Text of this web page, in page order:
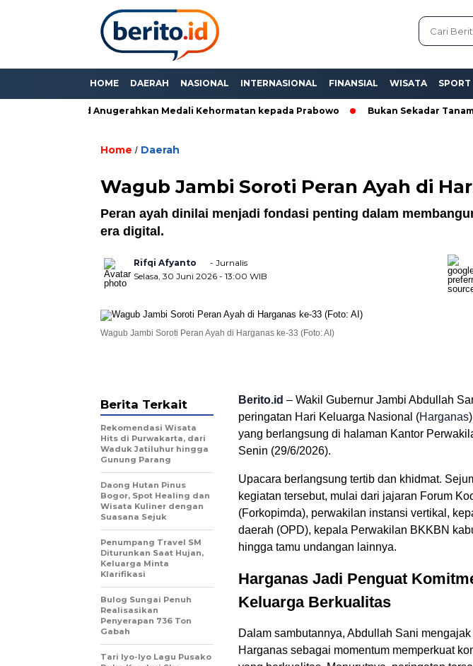
HOME DAERAH NASIONAL INTERNASIONAL FINANSIAL WISATA SPORT
PM Thailand Anugerahkan Medali Kehormatan kepada Prabowo Bukan Sekadar Tanam
Home / Daerah
Wagub Jambi Soroti Peran Ayah di
Peran ayah dinilai menjadi fondasi penting dalam
era digital.
Rifqi Afyanto
- Jurnalis
Selasa, 30 Juni 2026 - 13:00 WIB
Wagub Jambi Soroti Peran Ayah di Harganas ke-33 (Foto: AI)
Berito.id – Wakil Gubernur Jambi Abdullah
peringatan Hari Keluarga Nasional (Harganas
yang berlangsung di halaman Kantor
Senin (29/6/2026).
Upacara berlangsung tertib dan khidmat.
kegiatan tersebut, mulai dari jajaran Forum
(Forkopimda), perwakilan instansi vertikal,
daerah (OPD), kepala Perwakilan BKKBN
hingga tamu undangan lainnya.
Harganas Jadi Penguat
Keluarga Berkualitas
Dalam sambutannya, Abdullah Sani
Harganas sebagai momentum memperkuat
Berita Terkait
Rekomendasi Wisata
Hits di Purwakarta, dari
Waduk Jatiluhur hingga
Gunung Parang
Daong Hutan Pinus
Bogor, Spot Healing dan
Wisata Kuliner dengan
Suasana Sejuk
Penumpang Travel SM
Diturunkan Saat Hujan,
Keluarga Minta
Klarifikasi
Bulog Sungai Penuh
Realisasikan
Penyerapan 736 Ton
Gabah
Tari Iyo-Iyo Lagu Pusako